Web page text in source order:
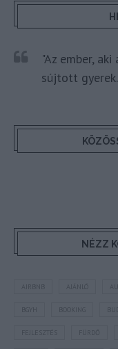
"Az ember,
sújtott
NÉZZ
FEJLESZTÉS